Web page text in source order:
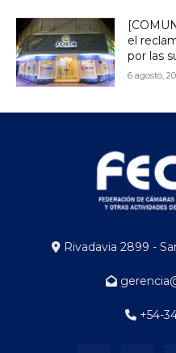
el
por las
6 agosto,
Rivadavia 2899 -
+54-